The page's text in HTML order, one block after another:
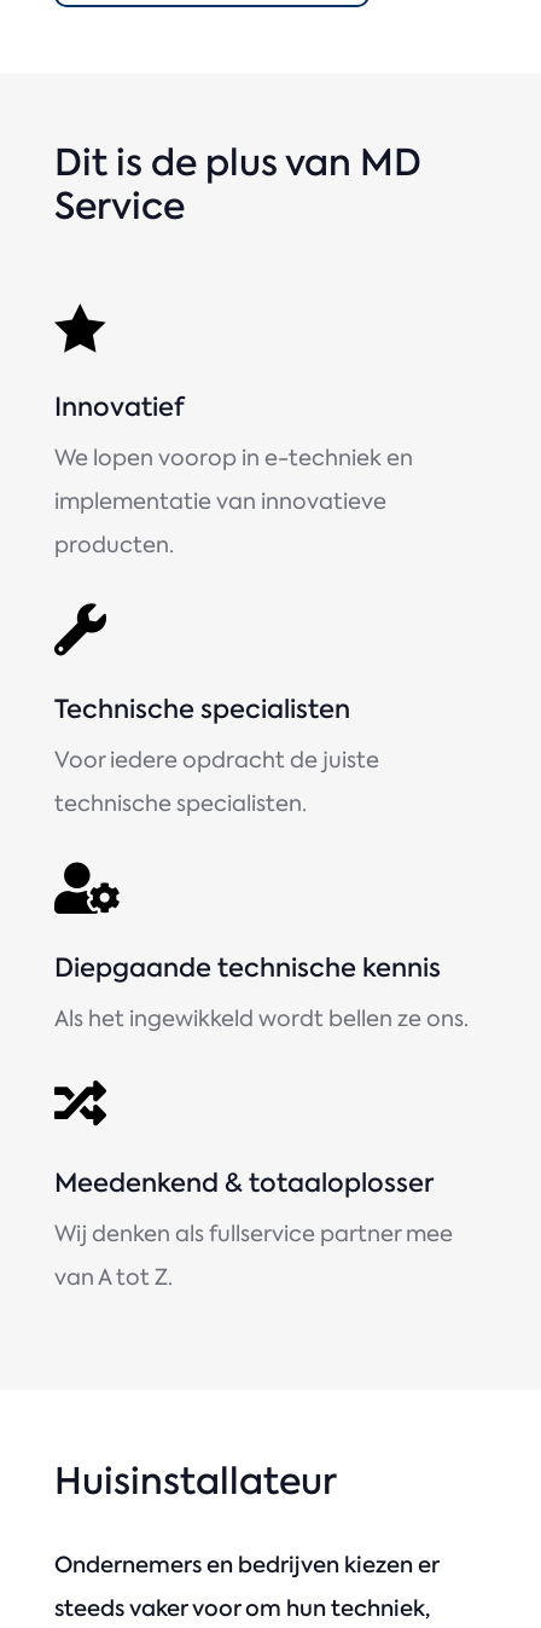
Dit is de plus van MD
Service

Innovatief
We lopen voorop in e-techniek en
implementatie van innovatieve
producten.

Technische specialisten
Voor iedere opdracht de juiste
technische specialisten.

Diepgaande technische kennis
Als het ingewikkeld wordt bellen ze ons.

Meedenkend & totaaloplosser
Wij denken als fullservice partner mee
van A tot Z.
Huisinstallateur
Ondernemers en bedrijven kiezen er
steeds vaker voor om hun techniek,